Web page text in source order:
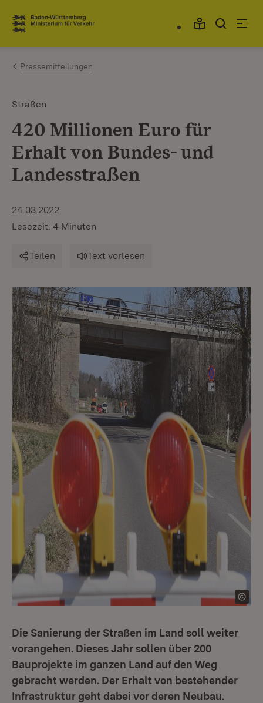
Zum Inhalt springen
Link zur Startseite
Pressemitteilungen
Straßen
420 Millionen Euro für
Erhalt von Bundes- und
Landesstraßen
24.03.2022
Lesezeit: 4 Minuten
Teilen Text vorlesen
Die Sanierung der Straßen im Land soll weiter
vorangehen. Dieses Jahr sollen über 200
Bauprojekte im ganzen Land auf den Weg
gebracht werden. Der Erhalt von bestehender
Infrastruktur geht dabei vor deren Neubau.